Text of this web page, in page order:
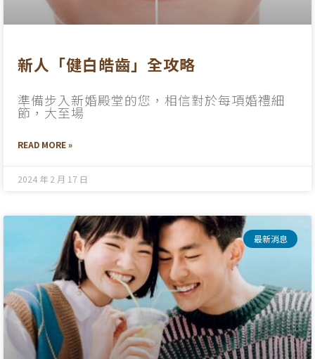
新人「健白皓齒」全攻略
準備步入新婚殿堂的您，相信對於每項婚禮細
節，大至場
READ MORE »
2024 年 2 月 17 日
最新消息